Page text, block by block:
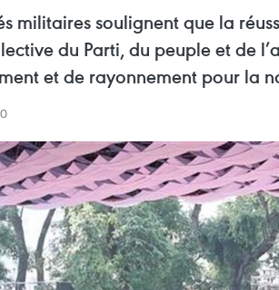
militaires soulignent que la
du Parti, du peuple et de
et de rayonnement pour la